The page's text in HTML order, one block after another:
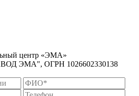
центр «ЭМА»
ЭМА", ОГРН 1026602330138